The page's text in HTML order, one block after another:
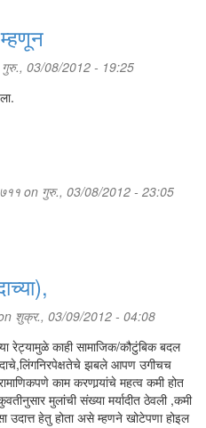
03/08/2012 - 19:25
on गुरु., 03/08/2012 - 23:05
शुक्र., 03/09/2012 - 04:08
रेट्यामुळे काही सामाजिक/कौटुंबिक बदल
झबले आपण उगीचच
काम करणार्‍यांचे महत्व कमी होत
मुलांची संख्या मर्यादीत ठेवली ,कमी
उदात्त हेतु होता असे म्हणने खोटेपणा होइल